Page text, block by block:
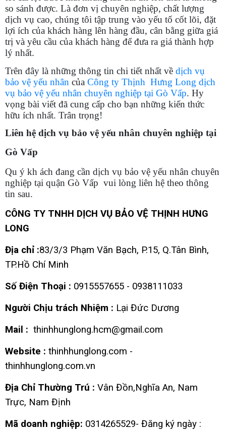
so sánh được. Là đơn vị chuyên nghiệp, chất lượng
dịch vụ cao, chúng tôi tập trung vào yếu tố cốt lõi, đặt
lợi ích của khách hàng lên hàng đầu, cân bằng giữa giá
trị và yêu cầu của khách hàng để đưa ra giá thành hợp
lý nhất.
Trên đây là những thông tin chi tiết nhất về dịch vụ
bảo vệ yếu nhân của Công ty Thịnh Hưng Long dịch
vụ bảo vệ yếu nhân chuyên nghiệp tại Gò Vấp. Hy
vọng bài viết đã cung cấp cho bạn những kiến thức
hữu ích nhất. Trân trọng!
Liên hệ dịch vụ bảo vệ yếu nhân chuyên nghiệp tại
Gò Vấp
Qu ý kh ách đang cần dịch vụ bảo vệ yếu nhân chuyên
nghiệp tại quận Gò Vấp vui lòng liên hệ theo thông
tin sau.
CÔNG TY TNHH DỊCH VỤ BẢO VỆ THỊNH HƯNG
LONG
Địa chỉ :83/3/3 Phạm Văn Bạch, P.15, Q.Tân Bình,
TP.Hồ Chí Minh
Số Điện Thoại : 0915557655 - 0938111033
Người Chịu trách Nhiệm : Lại Đức Dương
Mail : thinhhunglong.hcm@gmail.com
Website : thinhhunglong.com -
thinhhunglong.com.vn
Địa Chỉ Thường Trú : Vân Đồn,Nghĩa An, Nam
Trực, Nam Định
Mã doanh nghiệp: 0314265529- Đăng ký ngày :